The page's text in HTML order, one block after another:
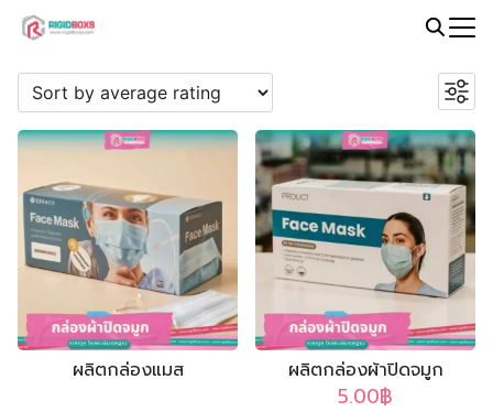
Skip
content
for:
PROMOTION
ผลิตกล่องแมส ผลิตกล่องผ้าปิดจมูก
5.00฿